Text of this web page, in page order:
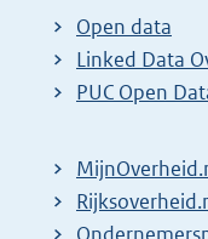
Open data
Linked Data
PUC Open
E